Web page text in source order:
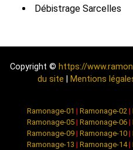
Débistrage Sarcelles
Copyright © https://
du site
Mentions
Ramonage-01 | Ramonage-02|
Ramonage-05| Ramonage-06|
Ramonage-09| Ramonage-10|
Ramonage-13 | Ramonage-14|